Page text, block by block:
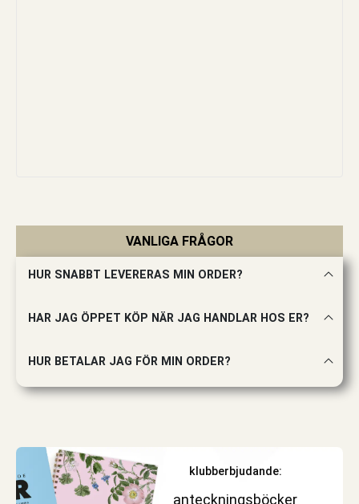
VANLIGA FRÅGOR
HUR SNABBT LEVERERAS MIN ORDER?
HAR JAG ÖPPET KÖP NÄR JAG HANDLAR HOS ER?
HUR BETALAR JAG FÖR MIN ORDER?
klubberbjudande:
anteckningsböcker